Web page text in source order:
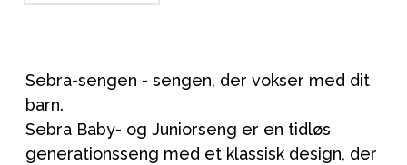
Sebra-sengen - sengen, der vokser med dit
barn.
Sebra Baby- og Juniorseng er en tidløs
generationsseng med et klassisk design, der